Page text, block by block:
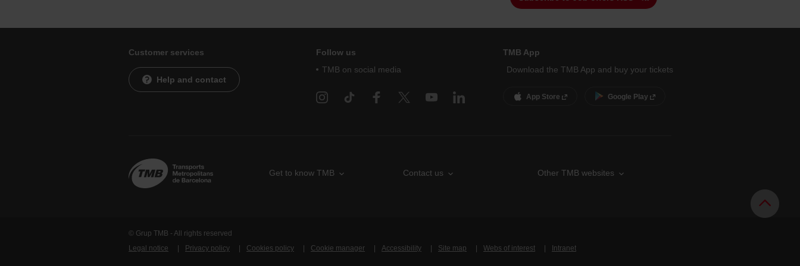
Customer services
Help and contact
Follow us
TMB on social media
TMB App
Download the TMB App and buy your tickets
App Store Google Play
Get to know TMB Contact us Other TMB websites
© Grup TMB - All rights reserved
Legal notice
Privacy policy Cookies policy Cookie manager Accessibility Site map Webs of interest Intranet